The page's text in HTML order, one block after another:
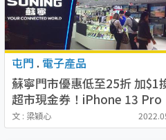
屯門 . 電子產品
蘇寧門市優惠低至25折 加$1
超市現金券！iPhone 13 Pro
Max/AirPods/電視/冷氣機最
減$3000
文 : 梁穎心